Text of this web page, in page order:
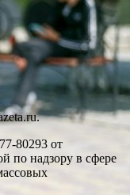
80293 от
по надзору в сфере